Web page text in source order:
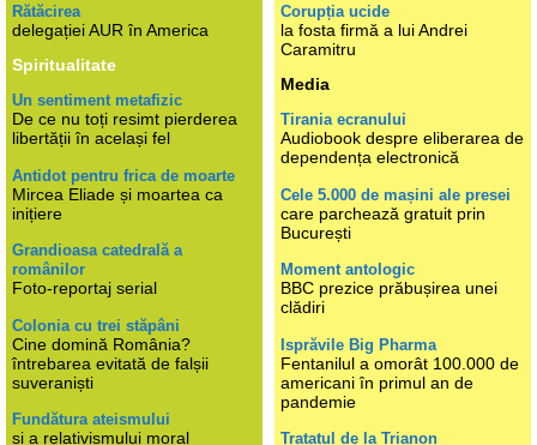
Rătăcirea
delegației AUR în America
Spiritualitate
Un sentiment metafizic
De ce nu toți resimt pierderea
libertății în același fel
Antidot pentru frica de moarte
Mircea Eliade și moartea ca
inițiere
Grandioasa catedrală a
românilor
Foto-reportaj serial
Colonia cu trei stăpâni
Cine domină România?
întrebarea evitată de falșii
suveraniști
Fundătura ateismului
și a relativismului moral
Corupția ucide
la fosta firmă a lui Andrei
Caramitru
Media
Tirania ecranului
Audiobook despre eliberarea de
dependența electronică
Cele 5.000 de mașini ale presei
care parchează gratuit prin
București
Moment antologic
BBC prezice prăbușirea unei
clădiri
Isprăvile Big Pharma
Fentanilul a omorât 100.000 de
americani în primul an de
pandemie
Tratatul de la Trianon